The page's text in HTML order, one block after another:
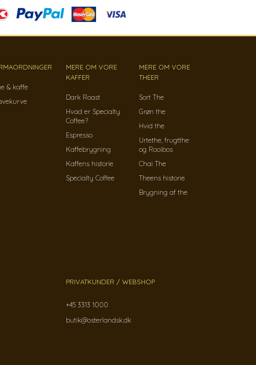
& kaffe
MERE OM VORE
KAFFER
Dark Roast
Hvad er Specialty
Coffee?
Espresso
Kaffebrygning
Kaffens historie
Specialty Coffee
MERE OM VORE
THEER
Sort The
Grøn the
Hvid the
Urtethe, frugtthe
og Rooibos
Chai The
Theens historie
Brygning af the
PRIVATKUNDER / WEBSHOP
+45 3313 1000
butik@osterlandsk.dk